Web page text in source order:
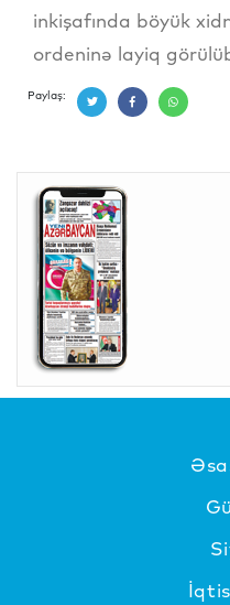
inkişafında böyük
ordeninə layiq
Paylaş: